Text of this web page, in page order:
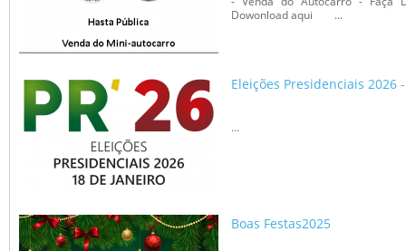
Dowonload aqui ...
Eleições Presidenciais
...
Boas Festas2025